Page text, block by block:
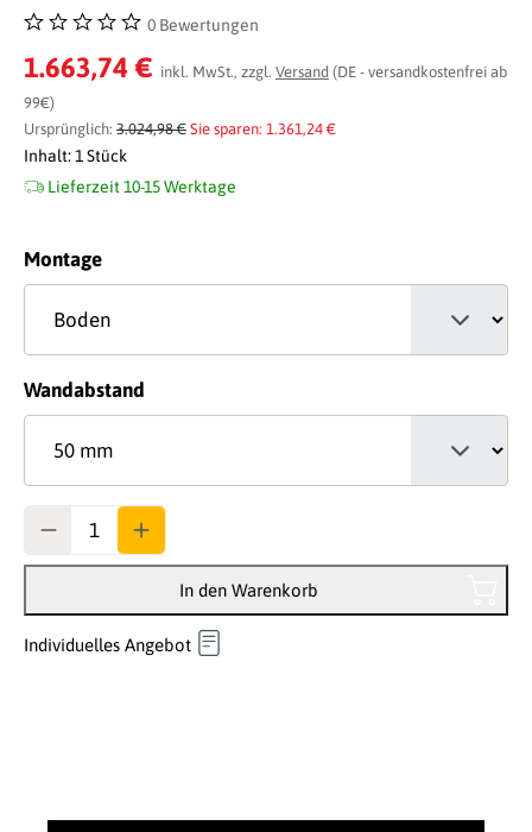
Durchschnittliche Bewertung von 0 von 5 Sternen
0 Bewertungen
1.663,74 € inkl. MwSt., zzgl. Versand (DE - versandkostenfrei ab
99€)
Ursprünglich: 3.024,98 € Sie sparen: 1.361,24 €
Inhalt: 1 Stück
Lieferzeit 10-15 Werktage
Montageauswählen
Wandabstand
In den Warenkorb
Individuelles Angebot